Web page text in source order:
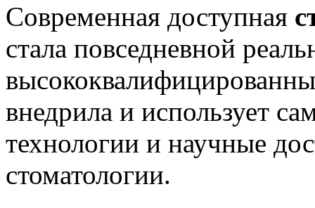
Современная доступная
стала повседневной
внедрила и использует
технологии и научные
стоматологии.